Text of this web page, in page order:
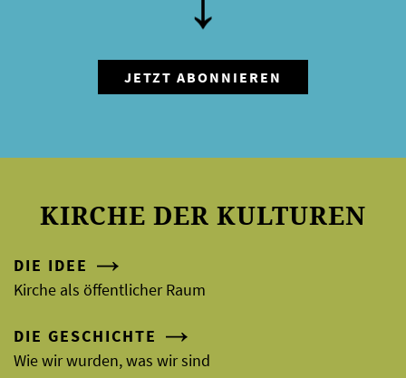
KIRCHE DER KULTUREN
DIE IDEE
Kirche als öffentlicher Raum
DIE GESCHICHTE
Wie wir wurden, was wir sind